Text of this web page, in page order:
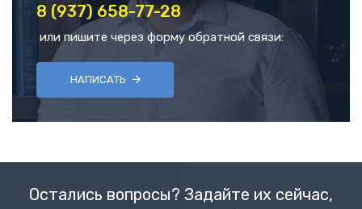
8 (937) 658-77-28
или пишите через форму обратной связи:
НАПИСАТЬ
Остались вопросы? Задайте их сейчас,